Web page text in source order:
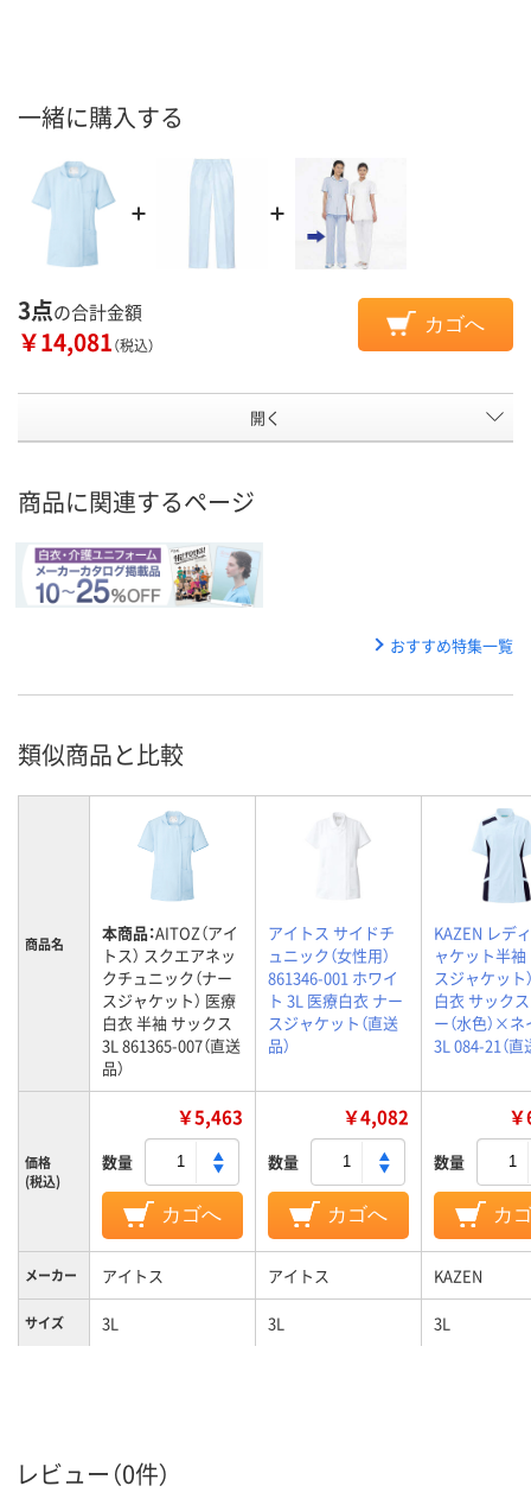
一緒に購入する
3点の合計金額
￥14,081（税込）
カゴへ
開く
商品に関連するページ
おすすめ特集一覧
類似商品と比較
商品名 本商品：AITOZ（アイ
トス） スクエアネッ
クチュニック（ナー
スジャケット） 医療
白衣 半袖 サックス
3L 861365-007（直送
品）
アイトス サイドチ
ュニック（女性用）
861346-001 ホワイ
ト 3L 医療白衣 ナー
スジャケット（直送
品）
KAZEN レデ
ャケット半袖
スジャケット
白衣 サック
ー（水色）×
3L 084-21（直
価格
(税込)
￥5,463
数量
カゴへ
￥4,082
数量
カゴへ
数量
カ
メーカー アイトス アイトス KAZEN
サイズ 3L 3L 3L
ストレッチギャバ
レビュー（0件）